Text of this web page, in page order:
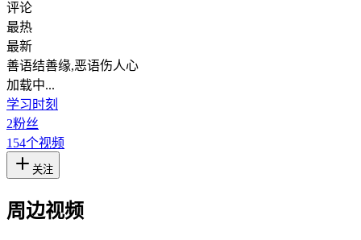
评论
最热
最新
善语结善缘,恶语伤人心
加载中...
学习时刻
2粉丝
154个视频
关注
周边视频